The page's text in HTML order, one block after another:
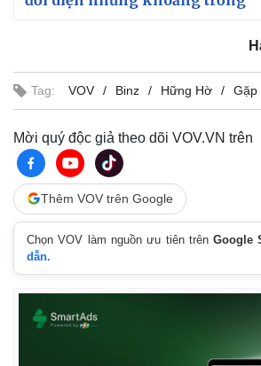
Tag: VOV Binz Hững Hờ Gặp
Mời quý độc giả theo dõi VOV.VN trên
Thêm VOV trên Google
Chọn VOV làm nguồn ưu tiên trênGoogle
dẫn.